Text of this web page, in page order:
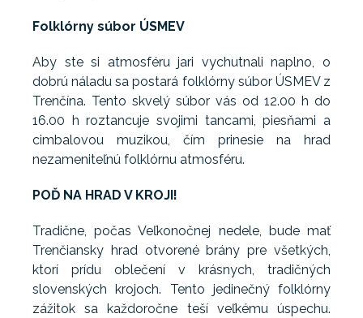
Folklórny súbor ÚSMEV
Aby ste si atmosféru jari vychutnali naplno, o
dobrú náladu sa postará folklórny súbor ÚSMEV z
Trenčína. Tento skvelý súbor vás od 12.00 h do
16.00 h roztancuje svojimi tancami, piesňami a
cimbalovou muzikou, čím prinesie na hrad
nezameniteľnú folklórnu atmosféru.
POĎ NA HRAD V KROJI!
Tradične, počas Veľkonočnej nedele, bude mať
Trenčiansky hrad otvorené brány pre všetkých,
ktorí prídu oblečení v krásnych, tradičných
slovenských krojoch. Tento jedinečný folklórny
zážitok sa každoročne teší veľkému úspechu.